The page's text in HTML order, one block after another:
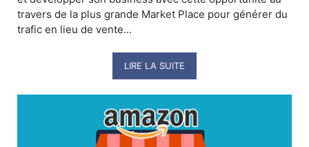
travers de la plus grande Market Place pour générer du
trafic en lieu de vente...
LIRE LA SUITE